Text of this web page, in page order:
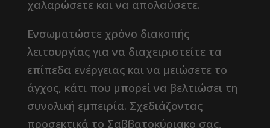
χαλαρώσετε και να απολαύσετε.
Ενσωματώστε χρόνο διακοπής
λειτουργίας για να διαχειριστείτε τα
επίπεδα ενέργειας και να μειώσετε το
άγχος, κάτι που μπορεί να βελτιώσει τη
συνολική εμπειρία. Σχεδιάζοντας
προσεκτικά το Σαββατοκύριακο σας,